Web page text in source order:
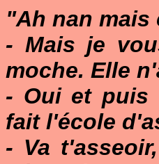
"Ah nan mais
- Mais je
moche. Elle
- Oui et puis
fait l'école
- Va